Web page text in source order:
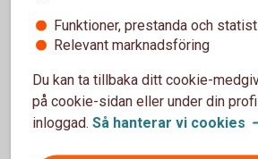
sparbankerna
Faktablad räntebärande
Funktioner, prestanda och
Relevant marknadsföring
Du kan ta tillbaka ditt cookie-
på cookie-sidan eller under din
inloggad. Så hanterar vi cookies